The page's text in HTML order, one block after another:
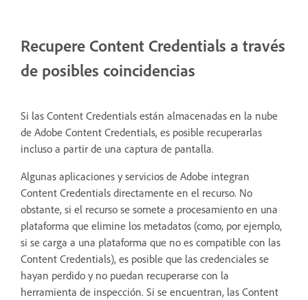
Recupere Content Credentials a través
de posibles coincidencias
Si las Content Credentials están almacenadas en la nube
de Adobe Content Credentials, es posible recuperarlas
incluso a partir de una captura de pantalla.
Algunas aplicaciones y servicios de Adobe integran
Content Credentials directamente en el recurso. No
obstante, si el recurso se somete a procesamiento en una
plataforma que elimine los metadatos (como, por ejemplo,
si se carga a una plataforma que no es compatible con las
Content Credentials), es posible que las credenciales se
hayan perdido y no puedan recuperarse con la
herramienta de inspección. Si se encuentran, las Content